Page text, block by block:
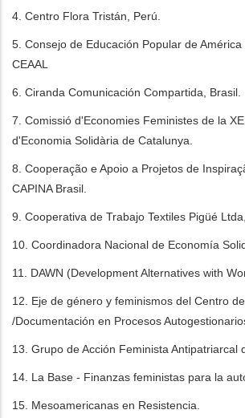
4. Centro Flora Tristán, Perú.
5. Consejo de Educación Popular de
CEAAL
6. Ciranda Comunicación Compartida, Brasil.
7. Comissió d'Economies Feministes de la
d'Economia Solidària de Catalunya.
8. Cooperação e Apoio a Projetos de
CAPINA Brasil.
9. Cooperativa de Trabajo Textiles Pigüé
10. Coordinadora Nacional de Economía
11. DAWN (Development Alternatives with
12. Eje de género y feminismos del Centro
/Documentación en Procesos
13. Grupo de Acción Feminista Antipatriarcal
14. La Base - Finanzas feministas para la
15. Mesoamericanas en Resistencia.